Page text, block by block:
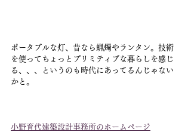
ポータブルな灯、昔なら蝋燭やランタン。技術
を使ってちょっとプリミティブな暮らしを感じ
る、、、というのも時代にあってるんじゃない
かと。
小野育代建築設計事務所のホームページ